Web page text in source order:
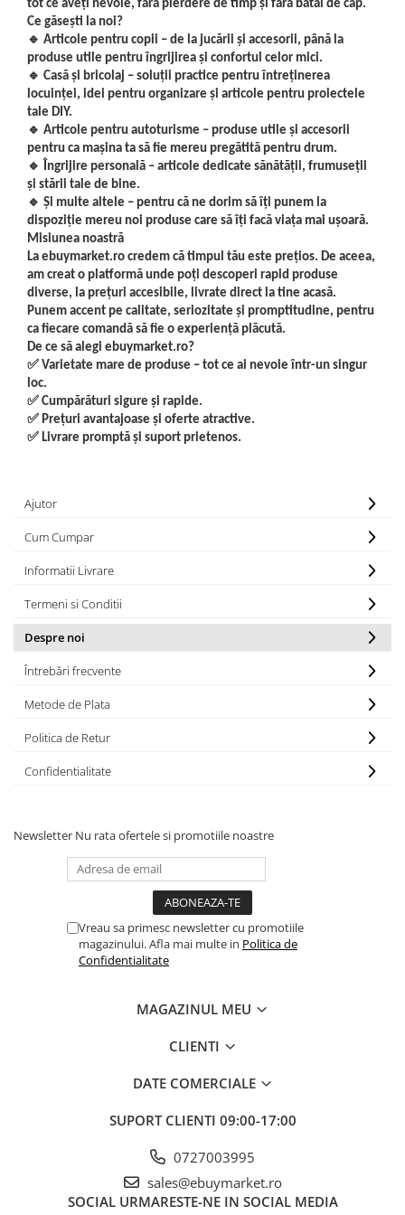
Ustensile pentru Bucătărie
Veselă pentru Masă
Articole pentru Casa si Curatenie
Accesorii Ingrijire Casa
Cutii depozitare
Diverse Casa
Incalzire si climatizare
Lumanari
Maturi, Perii, Mopuri si Galeti
Perne Voiaj, Paturi si Textile
Produse Curatenie
Produse ingrijire incaltaminte
Radiatoare si Seminee electrice
Steaguri
Tapet 3D Autoadeziv
Umidificatoare
Uscatoare si Standere Haine
Articole pentru Gradina si Bricolaj
Lampi de veghe
Transport şi Ridicat
Pelerine, Umbrele si Accesorii
Videoproiectoare
Baloane Latex
Baloane si Accesorii Absolvire
Baloane si Accesorii Halloween
Banda adeziva
Confetti
Costume si Deghizare
Fete Masa si Perdele Franjurate
Lumanari si Toppere
Pompe Baloane
Seturi si Arcade Baloane
Tematica Nunta
Iluminat Festiv
Instalatii de Craciun
Liniar / Sir
Ornamente Brad
Suport Decorativ Lumanare
Kendama Rubber Grip V3 Cupe
Mari
Kendama Silken V3 King Size
Kendama Super Sticky V2 Cupe
Mari
tot ce aveți nevoie, fără pierdere de timp și fără bătăi de cap.
Ce găsești la noi?
🔹 Articole pentru copii – de la jucării și accesorii, până la
produse utile pentru îngrijirea și confortul celor mici.
🔹 Casă și bricolaj – soluții practice pentru întreținerea
locuinței, idei pentru organizare și articole pentru proiectele
tale DIY.
🔹 Articole pentru autoturisme – produse utile și accesorii
pentru ca mașina ta să fie mereu pregătită pentru drum.
🔹 Îngrijire personală – articole dedicate sănătății, frumuseții
și stării tale de bine.
🔹 Și multe altele – pentru că ne dorim să îți punem la
dispoziție mereu noi produse care să îți facă viața mai ușoară.
Misiunea noastră
La ebuymarket.ro credem că timpul tău este prețios. De aceea,
am creat o platformă unde poți descoperi rapid produse
diverse, la prețuri accesibile, livrate direct la tine acasă.
Punem accent pe calitate, seriozitate și promptitudine, pentru
ca fiecare comandă să fie o experiență plăcută.
De ce să alegi ebuymarket.ro?
✅ Varietate mare de produse – tot ce ai nevoie într-un singur
loc.
✅ Cumpărături sigure și rapide.
✅ Prețuri avantajoase și oferte atractive.
✅ Livrare promptă și suport prietenos.
Ajutor
Cum Cumpar
Informatii Livrare
Termeni si Conditii
Despre noi
Întrebări frecvente
Metode de Plata
Politica de Retur
Confidentialitate
Newsletter Nu rata ofertele si promotiile noastre
Vreau sa primesc newsletter cu promotiile
magazinului. Afla mai multe in Politica de
Confidentialitate
MAGAZINUL MEU
CLIENTI
DATE COMERCIALE
SUPORT CLIENTI 09:00-17:00
0727003995
sales@ebuymarket.ro
SOCIAL URMARESTE-NE IN SOCIAL MEDIA